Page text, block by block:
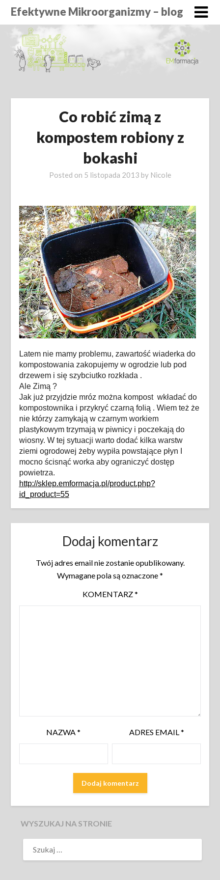
Efektywne Mikroorganizmy – blog
Co robić zimą z
kompostem robiony z
bokashi
Posted on 5 listopada 2013 by Nicole
Latem nie mamy problemu, zawartość wiaderka do
kompostowania zakopujemy w ogrodzie lub pod
drzewem i się szybciutko rozkłada .
Ale Zimą ?
Jak już przyjdzie mróz można kompost wkładać do
kompostownika i przykryć czarną folią . Wiem też że
nie którzy zamykają w czarnym workiem
plastykowym trzymają w piwnicy i poczekają do
wiosny. W tej sytuacji warto dodać kilka warstw
ziemi ogrodowej żeby wypiła powstające płyn I
mocno ścisnąć worka aby ograniczyć dostęp
powietrza.
http://sklep.emformacja.pl/product.php?
id_product=55
Dodaj komentarz
Twój adres email nie zostanie opublikowany.
Wymagane pola są oznaczone*
KOMENTARZ*
NAZWA* ADRES EMAIL *
WYSZUKAJ NA STRONIE